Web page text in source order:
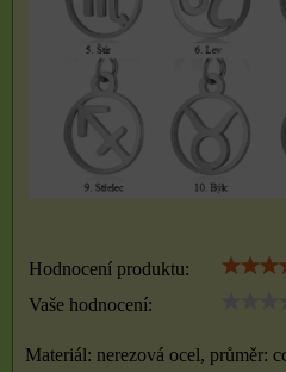
Hodnocení produktu:
Vaše hodnocení:
Materiál: nerezová ocel, průměr: